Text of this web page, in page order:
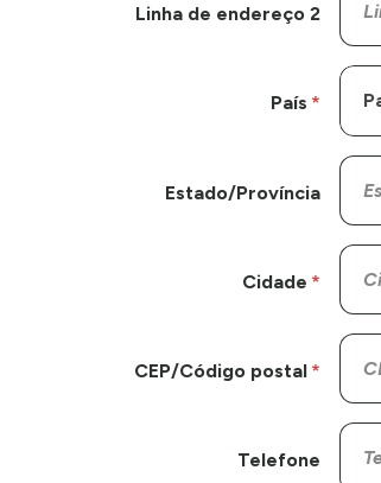
Linha de endereço 2
País
Estado/Província
Cidade
CEP/Código postal
Telefone